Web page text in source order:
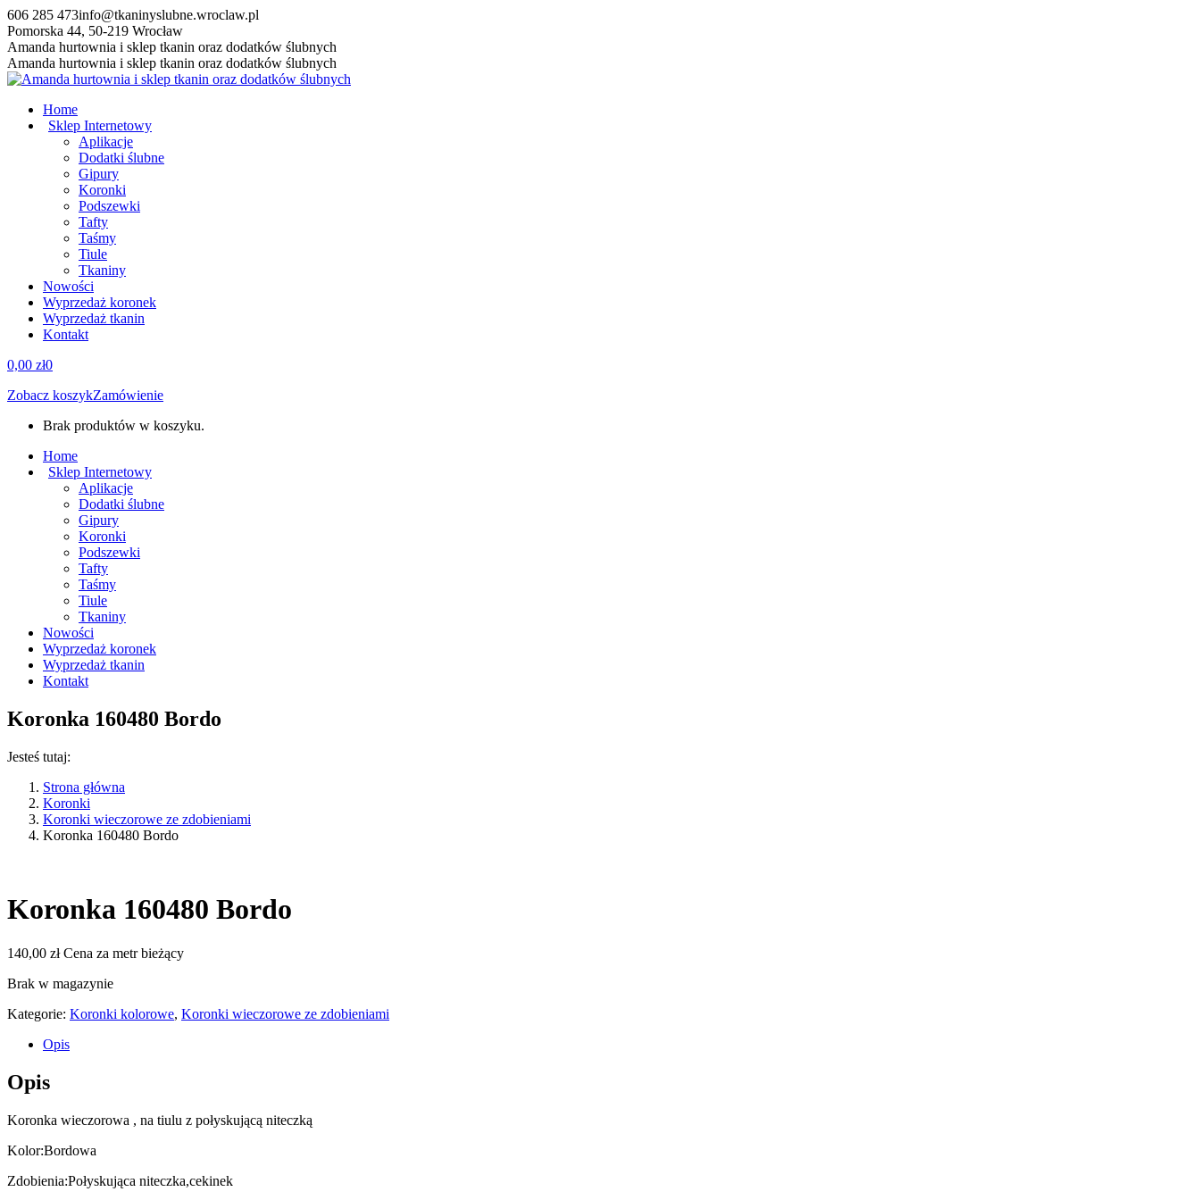
Przewiń
do
zawartości
606 285 473info@tkaninyslubne.wroclaw.pl
Pomorska 44, 50-219 Wrocław
Facebook
page
opens
new
window
Amanda hurtownia i sklep tkanin oraz dodatków ślubnych
Amanda hurtownia i sklep tkanin oraz dodatków ślubnych
Home
Sklep Internetowy
Aplikacje
Dodatki ślubne
Gipury
Koronki
Podszewki
Tafty
Taśmy
Tiule
Tkaniny
Nowości
Wyprzedaż koronek
Wyprzedaż tkanin
Kontakt
0,00 zł0
Zobacz koszykZamówienie
Brak produktów w koszyku.
Home
Sklep Internetowy
Aplikacje
Dodatki ślubne
Gipury
Koronki
Podszewki
Tafty
Taśmy
Tiule
Tkaniny
Nowości
Wyprzedaż koronek
Wyprzedaż tkanin
Kontakt
Koronka 160480 Bordo
Jesteś tutaj:
Strona główna
Koronki
Koronki wieczorowe ze zdobieniami
Koronka 160480 Bordo
Koronka 160480 Bordo
140,00 złCena za metr bieżący
Brak w magazynie
Kategorie: Koronki kolorowe, Koronki wieczorowe ze zdobieniami
Opis
Opis
Koronka wieczorowa , na tiulu z połyskującą niteczką
Kolor:Bordowa
Zdobienia:Połyskująca niteczka,cekinek